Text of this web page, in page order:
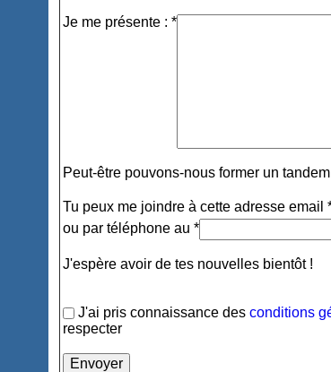
Je me présente : *
Peut-être pouvons-nous former un
Tu peux me joindre à cette adresse email
ou par téléphone au *
J'espère avoir de tes nouvelles bientôt !
J'ai pris connaissance desconditions
respecter